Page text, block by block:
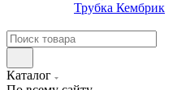
Трубка Кембрик
Каталог